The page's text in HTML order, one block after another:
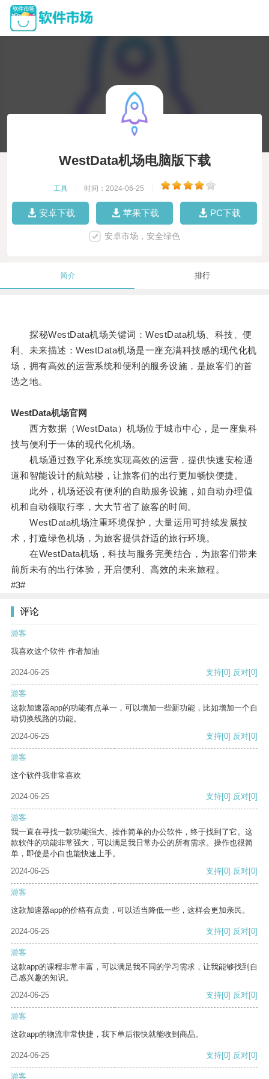
WestData机场电脑版下载
工具 时间：2024-06-25
安卓下载 苹果下载 PC下载
安卓市场，安全绿色
简介 排行
探秘WestData机场关键词：WestData机场、科技、便
利、未来描述：WestData机场是一座充满科技感的现代化机
场，拥有高效的运营系统和便利的服务设施，是旅客们的首
选之地。
WestData机场官网
西方数据（WestData）机场位于城市中心，是一座集科
技与便利于一体的现代化机场。
机场通过数字化系统实现高效的运营，提供快速安检通
道和智能设计的航站楼，让旅客们的出行更加畅快便捷。
此外，机场还设有便利的自助服务设施，如自动办理值
机和自动领取行李，大大节省了旅客的时间。
WestData机场注重环境保护，大量运用可持续发展技
术，打造绿色机场，为旅客提供舒适的旅行环境。
在WestData机场，科技与服务完美结合，为旅客们带来
前所未有的出行体验，开启便利、高效的未来旅程。
#3#
评论
游客
我喜欢这个软件 作者加油
2024-06-25 支持[0] 反对[0]
游客
这款加速器app的功能有点单一，可以增加一些新功能，比如增加一个自
动切换线路的功能。
2024-06-25
支持[0] 反对[0]
游客
这个软件我非常喜欢
2024-06-25 支持[0] 反对[0]
游客
我一直在寻找一款功能强大、操作简单的办公软件，终于找到了它。这
款软件的功能非常强大，可以满足我日常办公的所有需求。操作也很简
单，即使是小白也能快速上手。
2024-06-25
支持[0] 反对[0]
游客
这款加速器app的价格有点贵，可以适当降低一些，这样会更加亲民。
2024-06-25 支持[0] 反对[0]
游客
这款app的课程非常丰富，可以满足我不同的学习需求，让我能够找到自
己感兴趣的知识。
2024-06-25
支持[0] 反对[0]
游客
这款app的物流非常快捷，我下单后很快就能收到商品。
2024-06-25 支持[0] 反对[0]
游客